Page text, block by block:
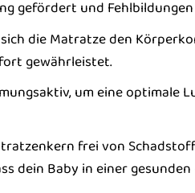
gefördert und
die Matratze den
gewährleistet.
um eine optimale
frei von
dein Baby in einer